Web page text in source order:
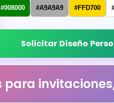
#008000 #A9A9A9 #FFD700
Solicitar Diseño
para